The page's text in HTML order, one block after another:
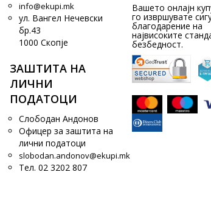
info@ekupi.mk
ул. Вангел Нечевски
бр.43
1000 Скопје
ЗАШТИТА НА
ЛИЧНИ
ПОДАТОЦИ
Слободан Андонов
Офицер за заштита на
лични податоци
slobodan.andonov@ekupi.mk
Тел. 02 3202 807
Вашето онлајн
го извршувате
благодарение на
највисоките
безбедност.